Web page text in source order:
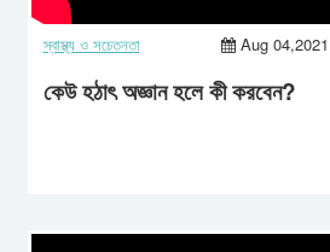
স্বাস্থ্য ও সচেতনতা Aug 04,2021
কেউ হঠাৎ অজ্ঞান হলে কী করবেন?